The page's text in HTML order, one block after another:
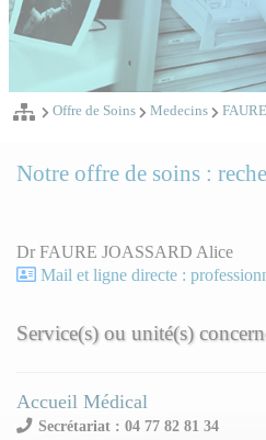
Offre de Soins Medecins
Notre offre de soins :
Dr FAURE JOASSARD Alice
Mail et ligne directe :
Service(s) ou unité(s)
Accueil Médical
Secrétariat : 04 77 82 81 34